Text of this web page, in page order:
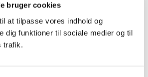
bruger cookies
at tilpasse vores indhold og
dig funktioner til sociale medier og til
trafik.